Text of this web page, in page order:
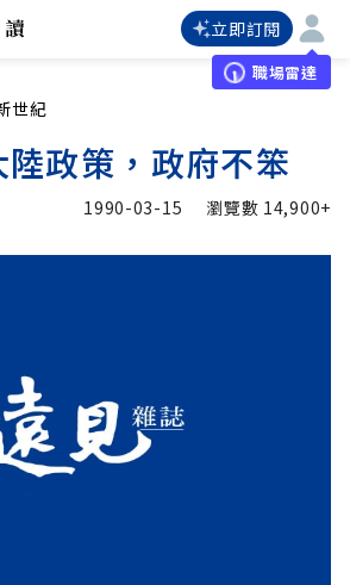
立即訂閱
職場雷達
世紀
政策，政府不笨
1990-03-15 瀏覽數 14,900+